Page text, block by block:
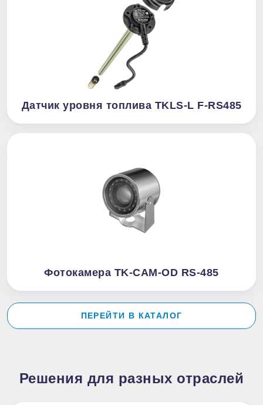
Датчик уровня топлива TKLS-L F-RS485
Фотокамера TK-CAM-OD RS-485
ПЕРЕЙТИ В КАТАЛОГ
Решения для разных отраслей